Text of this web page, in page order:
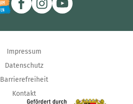
Impressum
Datenschutz
Barrierefreiheit
Kontakt